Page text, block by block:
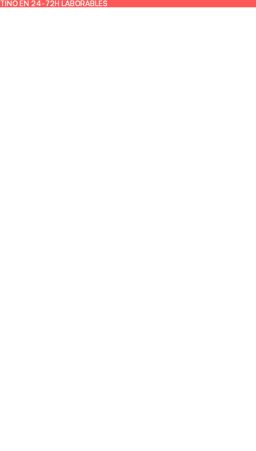
EN 24-72H LABORABLES
EN 24-72H LABORABLES